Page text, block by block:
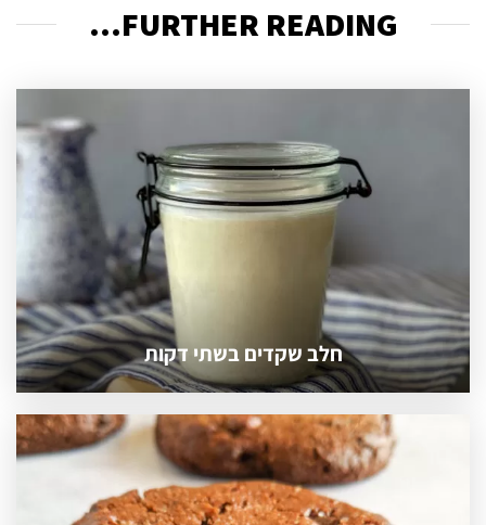
FURTHER READING...
חלב שקדים בשתי דקות